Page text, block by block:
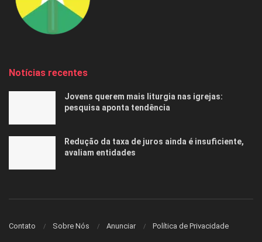
Notícias recentes
Jovens querem mais liturgia nas igrejas:
pesquisa aponta tendência
Redução da taxa de juros ainda é insuficiente,
avaliam entidades
Contato Sobre Nós Anunciar Política de Privacidade